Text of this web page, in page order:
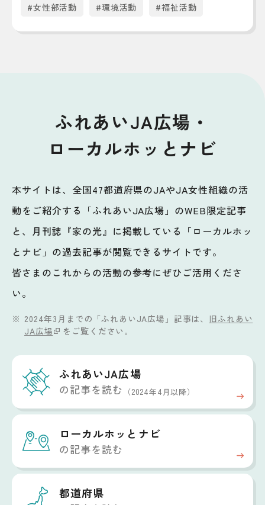
#女性部活動 #環境活動 #福祉活動
ふれあいJA広場・
ローカルホッとナビ
本サイトは、全国47都道府県のJAやJA女性組織の活
動をご紹介する「ふれあいJA広場」のWEB限定記事
と、月刊誌『家の光』に掲載している「ローカルホッ
とナビ」の過去記事が閲覧できるサイトです。
皆さまのこれからの活動の参考にぜひご活用くださ
い。
2024年3月までの「ふれあいJA広場」記事は、 旧ふれあい
JA広場
をご覧ください。
ふれあいJA広場
の記事を読む （2024年4月以降）
ローカルホッと ナビ
の記事を読む
都道府県